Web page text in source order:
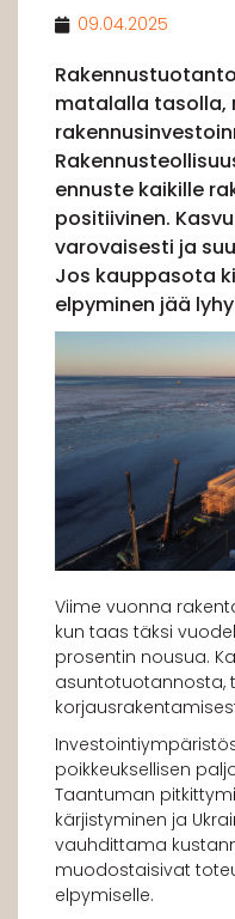
09.04.2025
matalalla tasolla,
ennuste kaikille
positiivinen.
varovaisesti ja
Jos kauppasota
elpyminen jää
Viime vuonna
kun taas täksi
prosentin nousua.
asuntotuotannosta,
poikkeuksellisen
Taantuman
kärjistyminen ja
vauhdittama
muodostaisivat
elpymiselle.